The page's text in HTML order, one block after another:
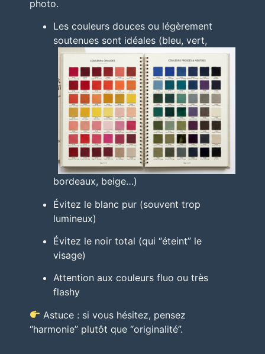
photo.
Les couleurs douces ou légèrement
soutenues sont idéales (bleu, vert,
bordeaux, beige…)
Évitez le blanc pur (souvent trop
lumineux)
Évitez le noir total (qui “éteint” le
visage)
Attention aux couleurs fluo ou très
flashy
Astuce : si vous hésitez, pensez
“harmonie” plutôt que “originalité”.